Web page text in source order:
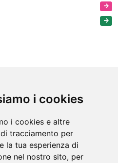
i cookies
i cookies e altre
tracciamento per
la tua esperienza di
nel nostro sito, per